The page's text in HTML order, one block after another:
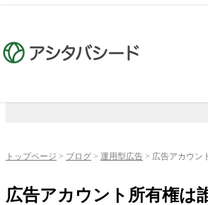
ブログ
トップページ > ブログ > 運用型広告 > 広告アカウン
広告アカウント所有権は